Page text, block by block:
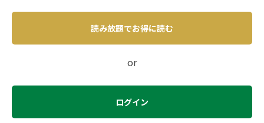
読み放題でお得に読む
or
ログイン